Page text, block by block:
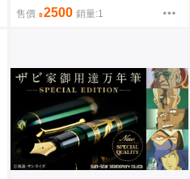
售價 2500 銷量:1